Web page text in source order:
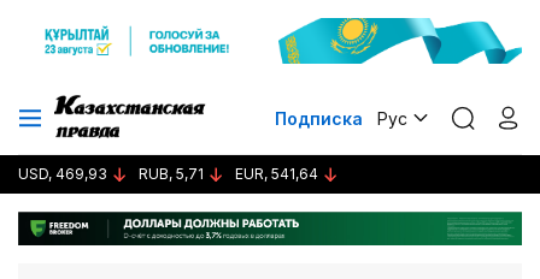
Подписка Рус
USD, 469,93 RUB, 5,71 EUR, 541,64